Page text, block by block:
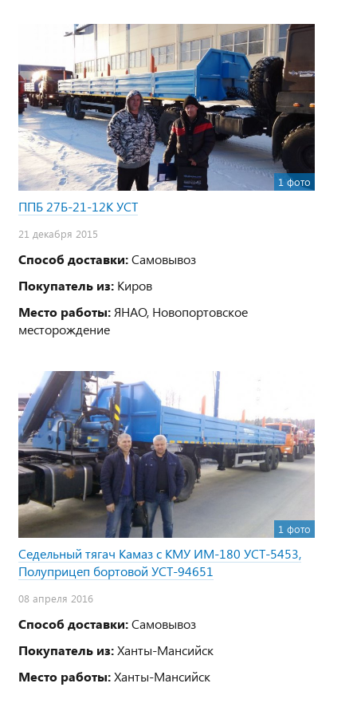
1 фото
ППБ 27Б-21-12К УСТ
21 декабря 2015
Способ доставки:Самовывоз
Покупатель из: Киров
Место работы: ЯНАО, Новопортовское
месторождение
1 фото
Седельный тягач Камаз с КМУ ИМ-180 УСТ-5453,
Полуприцеп бортовой УСТ-94651
08 апреля 2016
Способ доставки:Самовывоз
Покупатель из:Ханты-Мансийск
Место работы:Ханты-Мансийск